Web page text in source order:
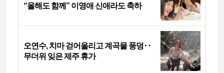
“올해도 함께” 이영애 신애라도 축하
오연수, 치마 걷어올리고 계곡물 풍덩‥
무더위 잊은 제주 휴가